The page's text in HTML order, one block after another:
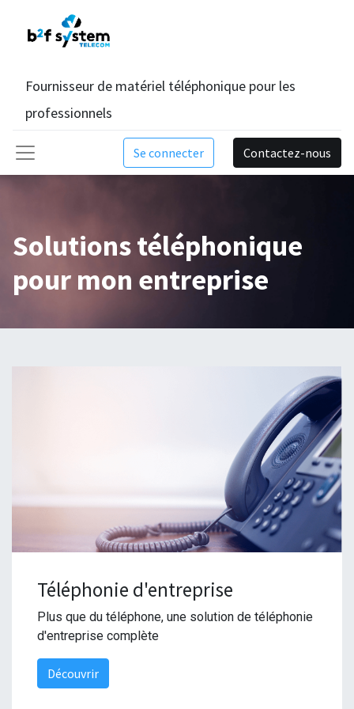
Fournisseur de matériel téléphonique pour les
professionnels
Se connecter Contactez-nous
Solutions téléphonique
pour mon entreprise
Téléphonie d'entreprise
Plus que du téléphone, une solution de téléphonie
d'entreprise complète
Découvrir